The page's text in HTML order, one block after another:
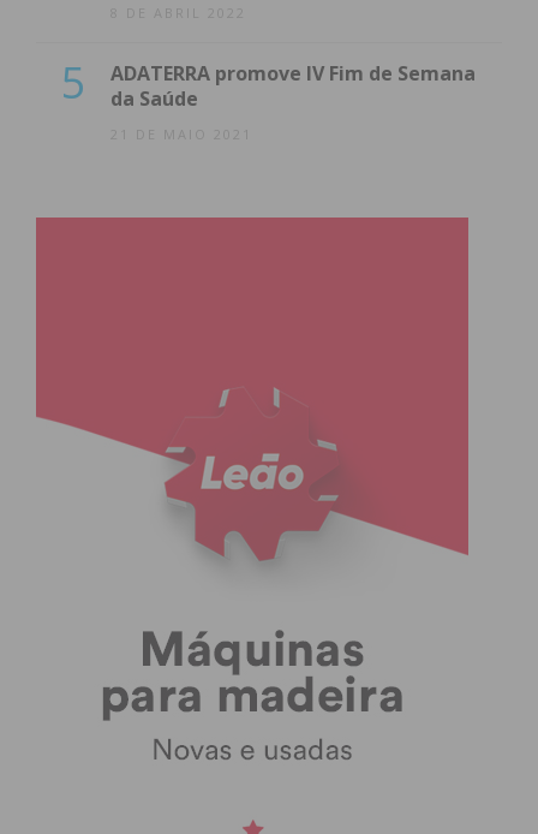
8 DE ABRIL 2022
5
ADATERRA promove IV Fim de Semana
da Saúde
21 DE MAIO 2021